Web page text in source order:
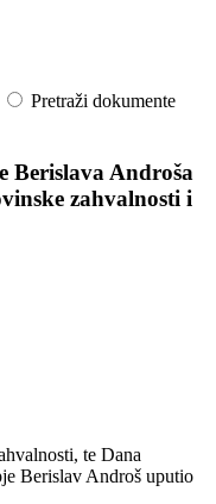
Pretraži dokumente
Berislava Androša
zahvalnosti i
te Dana
Berislav Androš uputio